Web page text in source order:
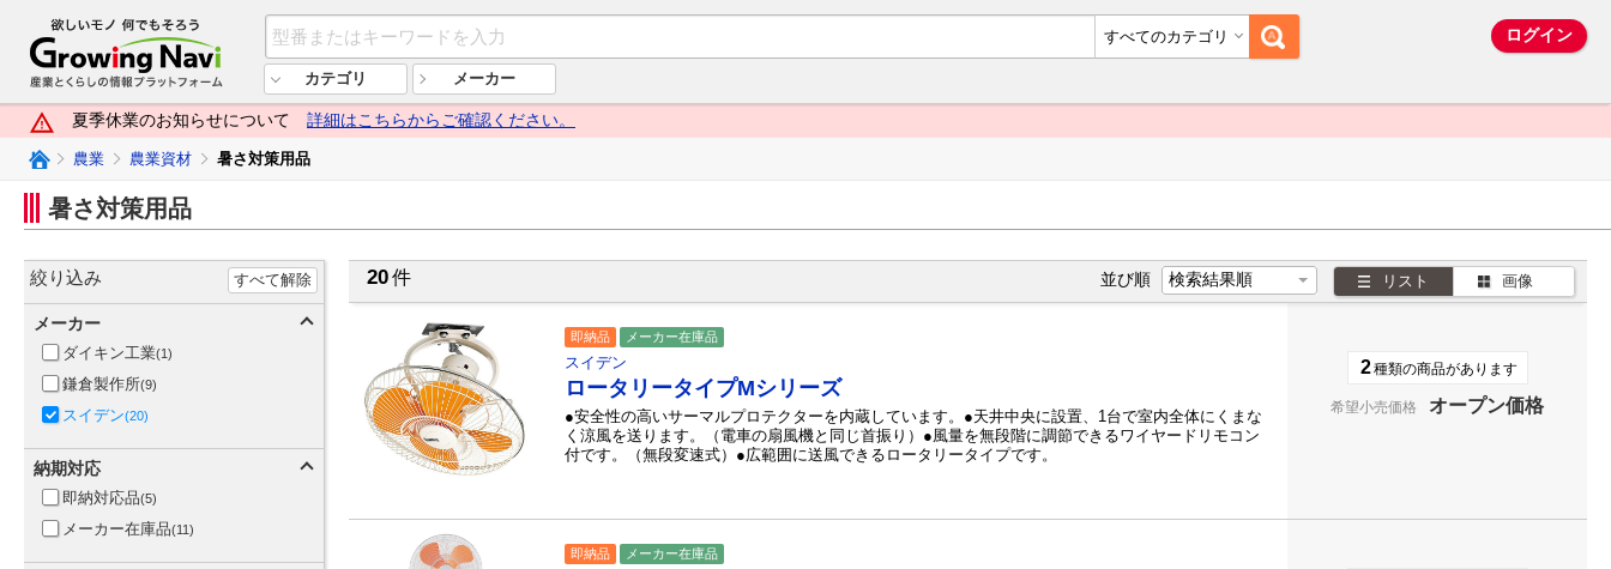
欲しいモノ 何でもそろう Growing Navi（グローイングナビ） 産業とくらしの情報プラットフォーム すべてのカテゴリ ログイン
カテゴリ メーカー
夏季休業のお知らせについて 詳細はこちらからご確認ください。
Growing Naviトップ
農業 農業資材 暑さ対策用品
暑さ対策用品
20件 並び順 リスト 画像
即納品 メーカー在庫品
スイデン
ロータリータイプMシリーズ
●安全性の高いサーマルプロテクターを内蔵しています。●天井中央に設置、1台で室内全体にくまな
く涼風を送ります。（電車の扇風機と同じ首振り）●風量を無段階に調節できるワイヤードリモコン
付です。（無段変速式）●広範囲に送風できるロータリータイプです。
2種類の商品があります
希望小売価格 オープン価格
即納品 メーカー在庫品
絞り込み すべて解除
メーカー
ダイキン工業(1)
鎌倉製作所(9)
スイデン(20)
納期対応
即納対応品(5)
メーカー在庫品(11)